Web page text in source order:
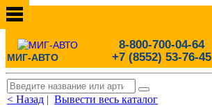
МИГ-АВТО
8-800-700-04-64
+7 (8552) 53-76-45
< Назад |Вывести весь каталог